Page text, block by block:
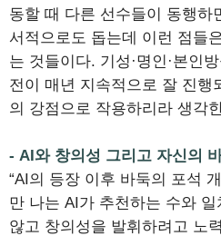
동할 때 다른 선수들이 동행하
서적으로도 돕는데 이런 점들
는 것들이다. 기성·명인·본인
전이 매년 지속적으로 잘 진행
의 강점으로 작용하리라 생각
- AI와 창의성 그리고 자신의
“AI의 등장 이후 바둑의 포석
만 나는 AI가 추천하는 수와
않고 창의성을 발휘하려고 노